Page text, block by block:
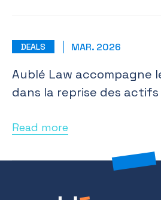
DEALS MAR. 2026
Aublé Law accompagne
dans la reprise des actifs
Read more